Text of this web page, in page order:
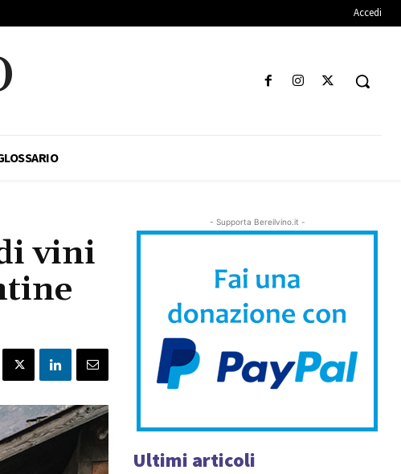
Accedi
vini
- Supporta Bereilvino.it -
Ultimi articoli